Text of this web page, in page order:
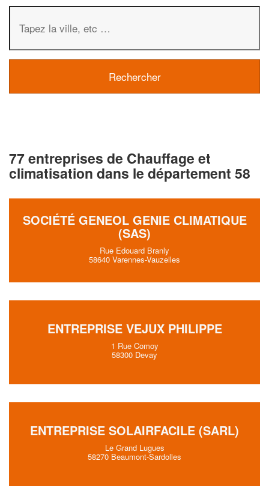
77 entreprises de Chauffage et
climatisation dans le département 58
SOCIÉTÉ GENEOL GENIE CLIMATIQUE
(SAS)
Rue Edouard Branly
58640 Varennes-Vauzelles
ENTREPRISE VEJUX PHILIPPE
1 Rue Comoy
58300 Devay
ENTREPRISE SOLAIRFACILE (SARL)
Le Grand Lugues
58270 Beaumont-Sardolles